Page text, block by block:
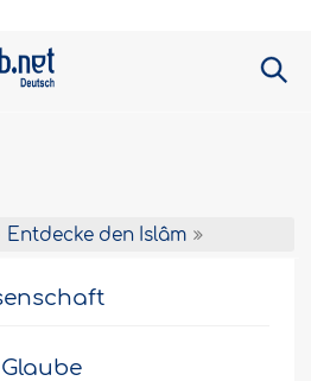
Entdecke den Islâm